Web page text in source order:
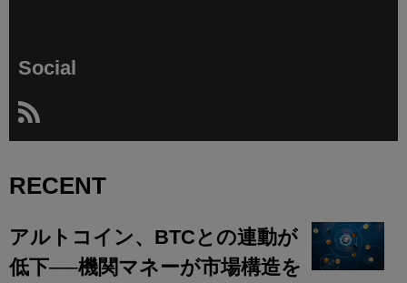
Social
RECENT
アルトコイン、BTCとの連動が
低下──機関マネーが市場構造を